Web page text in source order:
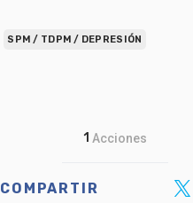
SPM / TDPM / DEPRESIÓN
1 Acciones
COMPARTIR